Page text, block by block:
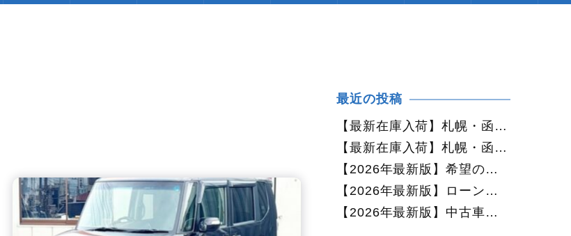
最近の投稿
【最新在庫入荷】札幌・函館で人気の中古車が続々入庫中｜早い者勝ち！【ダイハツ ミラココア660プラスX 4WD】
【最新在庫入荷】札幌・函館で人気の中古車が続々入庫中｜早い者勝ち！【ホンダ N-BOX660カスタムG Lパッケージ 4WD】
【2026年最新版】希望の中古車が見つからない方へ｜ネオカーオーダーで理想の一台を全国からお探しします
【2026年最新版】ローンに不安がある方へ｜ネオドライブローンの窓口で新しいカーライフをサポート
【2026年最新版】中古車購入でよくある質問20選｜初めての方でも失敗しない完全ガイド【札幌・北海道対応】